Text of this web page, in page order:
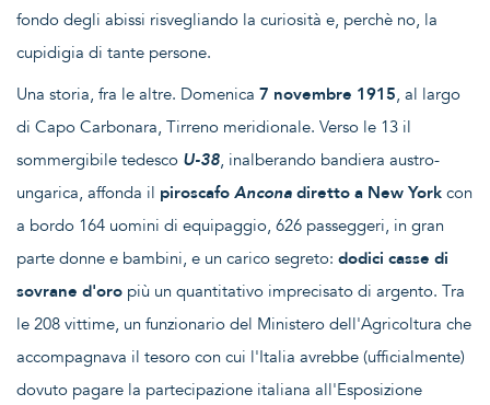
fondo degli abissi risvegliando la curiosità e, perchè no, la
cupidigia di tante persone.
Una storia, fra le altre. Domenica 7 novembre 1915, al largo
di Capo Carbonara, Tirreno meridionale. Verso le 13 il
sommergibile tedesco U-38, inalberando bandiera austro-
ungarica, affonda il piroscafo Ancona diretto a New York con
a bordo 164 uomini di equipaggio, 626 passeggeri, in gran
parte donne e bambini, e un carico segreto: dodici casse di
sovrane d'oro più un quantitativo imprecisato di argento. Tra
le 208 vittime, un funzionario del Ministero dell'Agricoltura che
accompagnava il tesoro con cui l'Italia avrebbe (ufficialmente)
dovuto pagare la partecipazione italiana all'Esposizione